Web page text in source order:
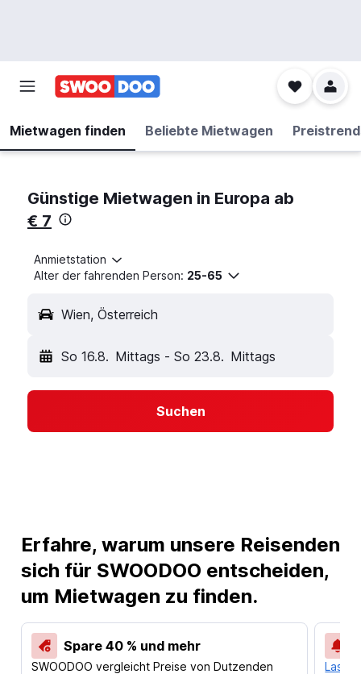
Mietwagen finden Beliebte Mietwagen
Günstige Mietwagen in Europa ab
€ 7
Anmietstation
Alter der fahrenden Person: 25-65
Wien, Österreich
So 16.8. Mittags - So 23.8. Mittags
Suchen
Erfahre, warum unsere Reisenden
sich für SWOODOO entscheiden,
um Mietwagen zu finden.
Spare 40 % und mehr
SWOODOO vergleicht Preise von Dutzenden
Lass